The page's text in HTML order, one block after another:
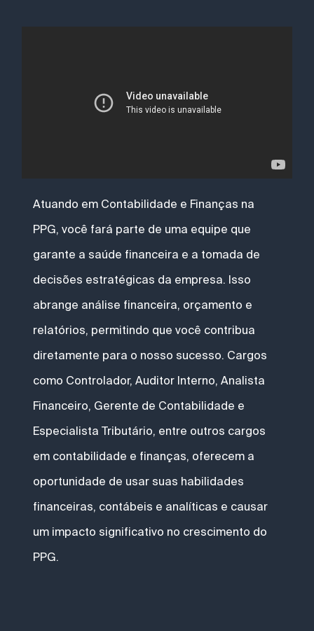
Atuando em Contabilidade e Finanças na
PPG, você fará parte de uma equipe que
garante a saúde financeira e a tomada de
decisões estratégicas da empresa. Isso
abrange análise financeira, orçamento e
relatórios, permitindo que você contribua
diretamente para o nosso sucesso. Cargos
como Controlador, Auditor Interno, Analista
Financeiro, Gerente de Contabilidade e
Especialista Tributário, entre outros cargos
em contabilidade e finanças, oferecem a
oportunidade de usar suas habilidades
financeiras, contábeis e analíticas e causar
um impacto significativo no crescimento do
PPG.